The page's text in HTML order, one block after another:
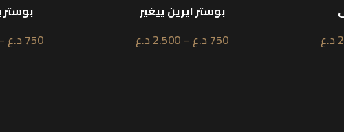
بوستر ايرين ييغير
2.500د.ع
بوستر برشلونة
2.500د.ع